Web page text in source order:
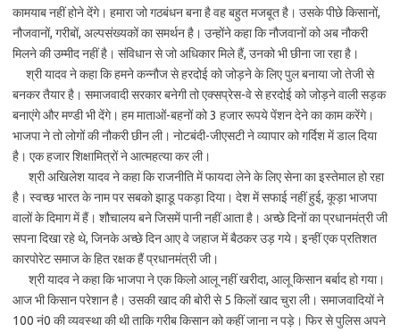
कामयाब नहीं होने देंगे। हमारा जो गठबंधन बना है वह बहुत मजबूत है। उसके पीछे किसानों,
नौजवानों, गरीबों, अल्पसंख्यकों का समर्थन है। उन्होंने कहा कि नौजवानों को अब नौकरी
मिलने की उम्मीद नहीं है। संविधान से जो अधिकार मिले हैं, उनको भी छीना जा रहा है।
श्री यादव ने कहा कि हमने कन्नौज से हरदोई को जोड़ने के लिए पुल बनाया जो तेजी से
बनकर तैयार है। समाजवादी सरकार बनेगी तो एक्सप्रेस-वे से हरदोई को जोड़ने वाली सड़क
बनाएंगे और मण्डी भी देंगे। हम माताओं-बहनों को 3 हजार रूपये पेंशन देने का काम करेंगे।
भाजपा ने तो लोगों की नौकरी छीन ली। नोटबंदी-जीएसटी ने व्यापार को गर्दिश में डाल दिया
है। एक हजार शिक्षामित्रों ने आत्महत्या कर ली।
श्री अखिलेश यादव ने कहा कि राजनीति में फायदा लेने के लिए सेना का इस्तेमाल हो रहा
है। स्वच्छ भारत के नाम पर सबको झाडू पकड़ा दिया। देश में सफाई नहीं हुई, कूड़ा भाजपा
वालों के दिमाग में हैं। शौचालय बने जिसमें पानी नहीं आता है। अच्छे दिनों का प्रधानमंत्री जी
सपना दिखा रहे थे, जिनके अच्छे दिन आए वे जहाज में बैठकर उड़ गये। इन्हीं एक प्रतिशत
कारपोरेट समाज के हित रक्षक हैं प्रधानमंत्री जी।
श्री यादव ने कहा कि भाजपा ने एक किलो आलू नहीं खरीदा, आलू किसान बर्बाद हो गया।
आज भी किसान परेशान है। उसकी खाद की बोरी से 5 किलों खाद चुरा ली। समाजवादियों ने
100 नं0 की व्यवस्था की थी ताकि गरीब किसान को कहीं जाना न पड़े। फिर से पुलिस अपने